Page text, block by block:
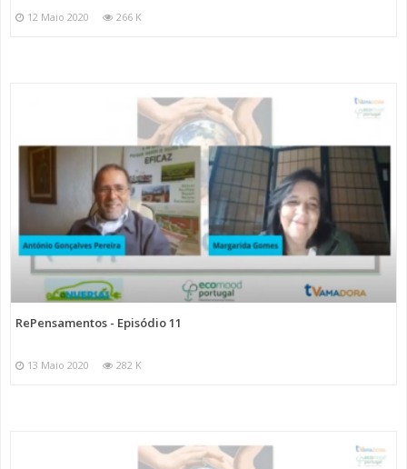
12 Maio 2020 266 K
RePensamentos - Episódio 11
13 Maio 2020 282 K